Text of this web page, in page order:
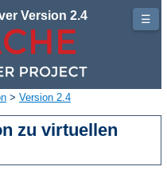
Version 2.4
> Version 2.4
zu virtuellen
☰